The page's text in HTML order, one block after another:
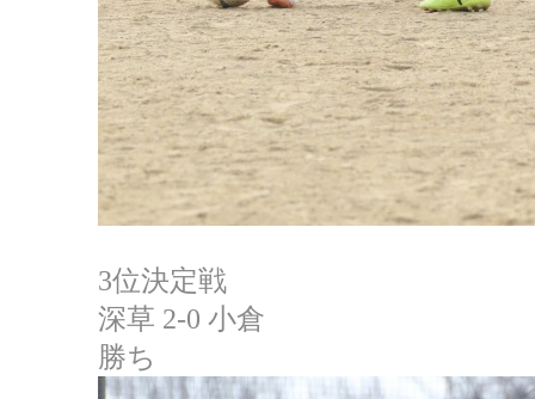
3位決定戦
深草 2-0 小倉
勝ち